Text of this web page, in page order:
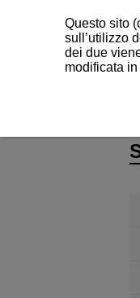
Questo sito
sull’utilizzo
dei due
modificata